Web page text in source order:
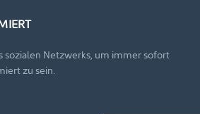
sozialen Netzwerks, um immer sofort
zu sein.